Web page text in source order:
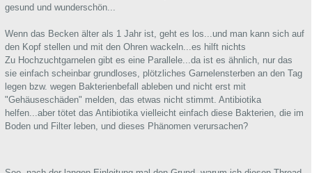
gesund und wunderschön...
Wenn das Becken älter als 1 Jahr ist, geht es los...und man kann sich auf
den Kopf stellen und mit den Ohren wackeln...es hilft nichts
Zu Hochzuchtgarnelen gibt es eine Parallele...da ist es ähnlich, nur das
sie einfach scheinbar grundloses, plötzliches Garnelensterben an den Tag
legen bzw. wegen Bakterienbefall ableben und nicht erst mit
"Gehäuseschäden" melden, das etwas nicht stimmt. Antibiotika
helfen...aber tötet das Antibiotika vielleicht einfach diese Bakterien, die im
Boden und Filter leben, und dieses Phänomen verursachen?